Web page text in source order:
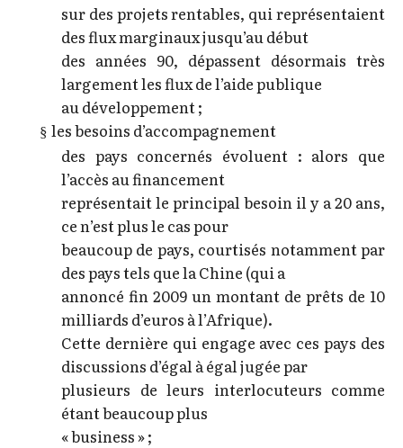
sur des projets rentables, qui représentaient
des flux marginaux jusqu’au début
des années 90, dépassent désormais très
largement les flux de l’aide publique
au développement ;
§ les besoins d’accompagnement
des pays concernés évoluent : alors que
l’accès au financement
représentait le principal besoin il y a 20 ans,
ce n’est plus le cas pour
beaucoup de pays, courtisés notamment par
des pays tels que la Chine (qui a
annoncé fin 2009 un montant de prêts de 10
milliards d’euros à l’Afrique).
Cette dernière qui engage avec ces pays des
discussions d’égal à égal jugée par
plusieurs de leurs interlocuteurs comme
étant beaucoup plus
« business » ;